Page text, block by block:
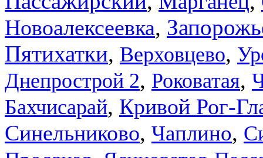
Новоалексеевка,
Пятихатки, Верховцево,
Днепрострой 2, Роковатая,
Бахчисарай, Кривой Рог-
Синельниково, Чаплино,